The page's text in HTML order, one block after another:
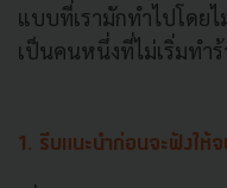
แบบที่เรามักทำไปโดยไ
เป็นคนหนึ่งที่ไม่เริ่มทำ
1. รีบแนะนำก่อนจะฟังให้จ